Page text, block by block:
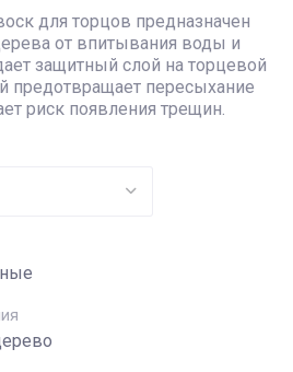
для торцов предназначен
от впитывания воды и
защитный слой на торцевой
предотвращает пересыхание
риск появления трещин.